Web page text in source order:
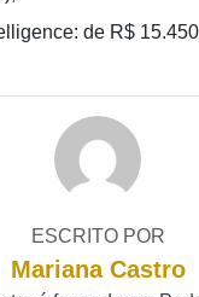
de R$
ESCRITO POR
Mariana Castro